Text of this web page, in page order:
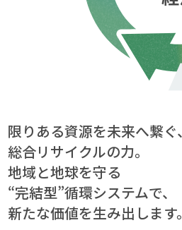
限りある資源を未来へ繋ぐ、
総合リサイクルの力。
地域と地球を守る
“完結型”循環システムで、
新たな価値を生み出します。